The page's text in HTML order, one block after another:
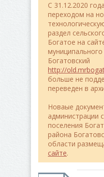
C 31.12.2020
переходом на
раздел
Богатое на
Богатовский
http://
больше не
переведен в
Новаые
администрации
поселения
района
области
сайте.